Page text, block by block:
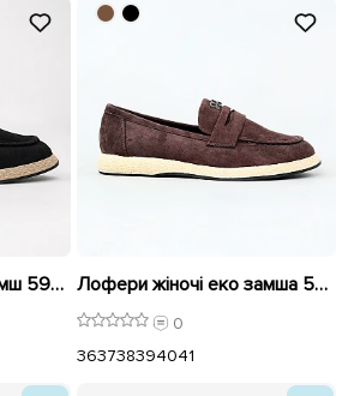
Лофери жіночі еко замш 595929 Чорні Лофери жіночі еко замша 595932 Коричневі
0
363738394041